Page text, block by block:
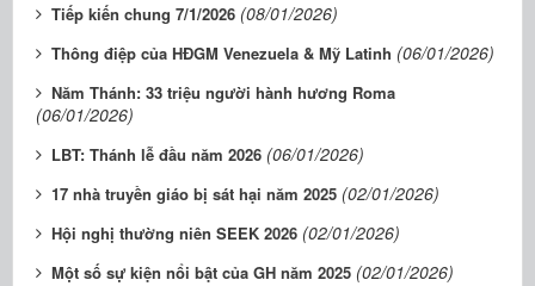
Tiếp kiến chung 7/1/2026 (08/01/2026)
Thông điệp của HĐGM Venezuela & Mỹ Latinh (06/01/2026)
Năm Thánh: 33 triệu người hành hương Roma
(06/01/2026)
LBT: Thánh lễ đầu năm 2026 (06/01/2026)
17 nhà truyền giáo bị sát hại năm 2025 (02/01/2026)
Hội nghị thường niên SEEK 2026 (02/01/2026)
Một số sự kiện nổi bật của GH năm 2025 (02/01/2026)